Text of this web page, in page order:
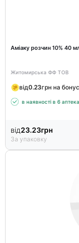
Аміаку розчин 10% 40
Житомирська ФФ ТОВ
від0.23грн на
в наявності в 6
від23.23грн
За упаковку